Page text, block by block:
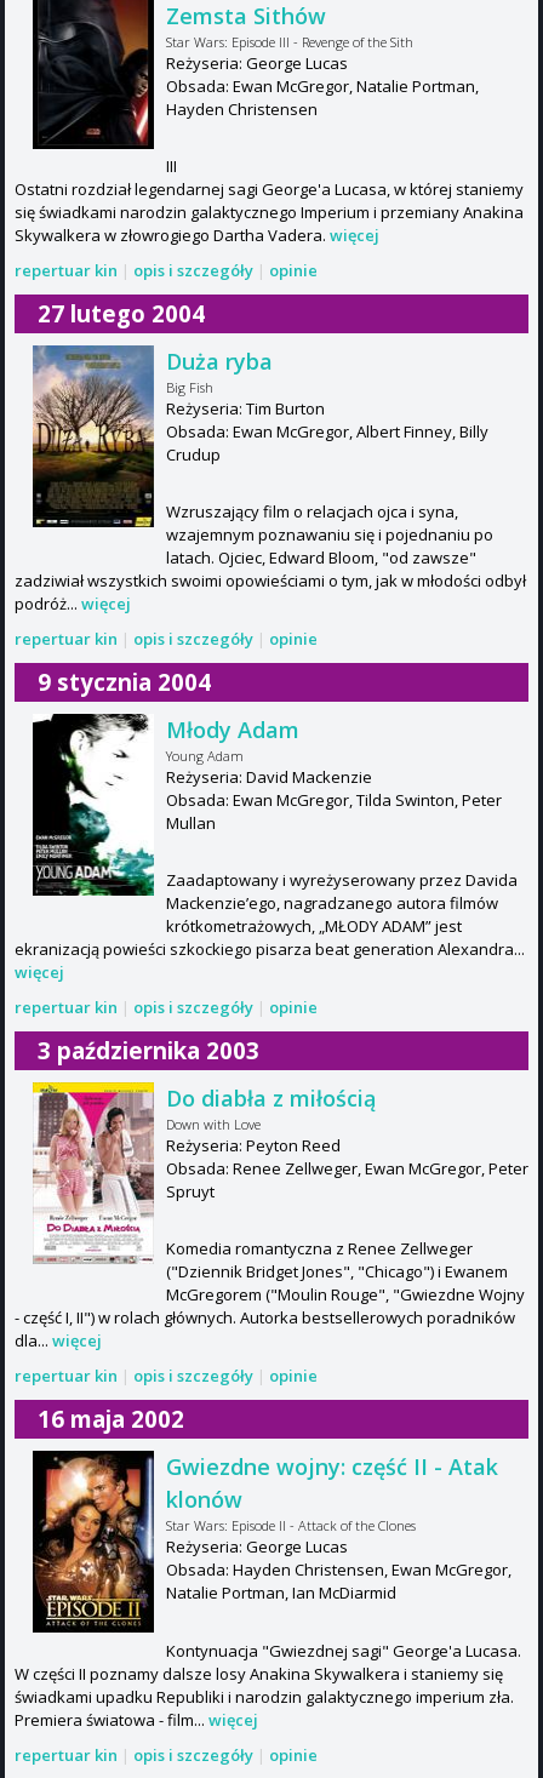
Zemsta Sithów
Star Wars: Episode III - Revenge of the Sith
Reżyseria: George Lucas
Obsada: Ewan McGregor, Natalie Portman,
Hayden Christensen
III
Ostatni rozdział legendarnej sagi George'a Lucasa, w której staniemy
się świadkami narodzin galaktycznego Imperium i przemiany Anakina
Skywalkera w złowrogiego Dartha Vadera. więcej
repertuar kin | opis i szczegóły | opinie
27 lutego 2004
Duża ryba
Big Fish
Reżyseria: Tim Burton
Obsada: Ewan McGregor, Albert Finney, Billy
Crudup
Wzruszający film o relacjach ojca i syna,
wzajemnym poznawaniu się i pojednaniu po
latach. Ojciec, Edward Bloom, "od zawsze"
zadziwiał wszystkich swoimi opowieściami o tym, jak w młodości odbył
podróż... więcej
repertuar kin | opis i szczegóły | opinie
9 stycznia 2004
Młody Adam
Young Adam
Reżyseria: David Mackenzie
Obsada: Ewan McGregor, Tilda Swinton, Peter
Mullan
Zaadaptowany i wyreżyserowany przez Davida
Mackenzie’ego, nagradzanego autora filmów
krótkometrażowych, „MŁODY ADAM” jest
ekranizacją powieści szkockiego pisarza beat generation Alexandra...
więcej
repertuar kin | opis i szczegóły | opinie
3 października 2003
Do diabła z miłością
Down with Love
Reżyseria: Peyton Reed
Obsada: Renee Zellweger, Ewan McGregor, Peter
Spruyt
Komedia romantyczna z Renee Zellweger
("Dziennik Bridget Jones", "Chicago") i Ewanem
McGregorem ("Moulin Rouge", "Gwiezdne Wojny
- część I, II") w rolach głównych. Autorka bestsellerowych poradników
dla... więcej
repertuar kin | opis i szczegóły | opinie
16 maja 2002
Gwiezdne wojny: część II - Atak
klonów
Star Wars: Episode II - Attack of the Clones
Reżyseria: George Lucas
Obsada: Hayden Christensen, Ewan McGregor,
Natalie Portman, Ian McDiarmid
Kontynuacja "Gwiezdnej sagi" George'a Lucasa.
W części II poznamy dalsze losy Anakina Skywalkera i staniemy się
świadkami upadku Republiki i narodzin galaktycznego imperium zła.
Premiera światowa - film... więcej
repertuar kin | opis i szczegóły | opinie